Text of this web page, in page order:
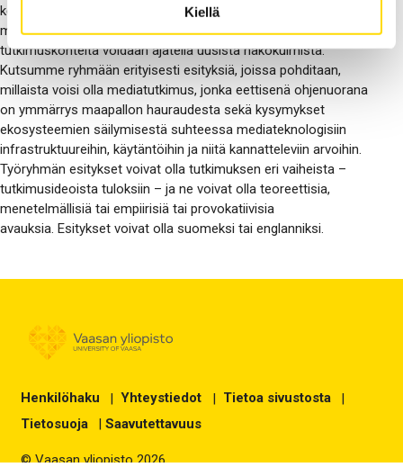
Kiellä
kestävyyskysymyksiä yhdistelevä kenttä, ja miten sen myötä
mediatutkimuksen perinteitä, teorioita, menetelmiä, käsitteitä ja
tutkimuskohteita voidaan ajatella uusista näkökulmista.
Kutsumme ryhmään erityisesti esityksiä, joissa pohditaan,
millaista voisi olla mediatutkimus, jonka eettisenä ohjenuorana
on ymmärrys maapallon hauraudesta sekä kysymykset
ekosysteemien säilymisestä suhteessa mediateknologisiin
infrastruktuureihin, käytäntöihin ja niitä kannatteleviin arvoihin.
Työryhmän esitykset voivat olla tutkimuksen eri vaiheista –
tutkimusideoista tuloksiin – ja ne voivat olla teoreettisia,
menetelmällisiä tai empiirisiä tai provokatiivisia
avauksia. Esitykset voivat olla suomeksi tai englanniksi.
Henkilöhaku | Yhteystiedot | Tietoa sivustosta
|
Tietosuoja
| Saavutettavuus
© Vaasan yliopisto 2026